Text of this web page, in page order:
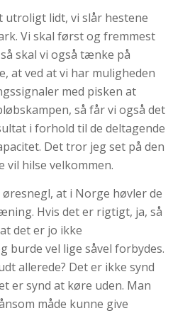
utroligt lidt, vi slår hestene
Vi skal først og fremmest
skal vi også tænke på
at ved at vi har muligheden
med pisken at
så får vi også det
i forhold til de deltagende
Det tror jeg set på den
vil hilse velkommen.
at i Norge høvler de
Hvis det er rigtigt, ja, så
det er jo ikke
burde vel lige såvel forbydes.
allerede? Det er ikke synd
er synd at køre uden. Man
måde kunne give